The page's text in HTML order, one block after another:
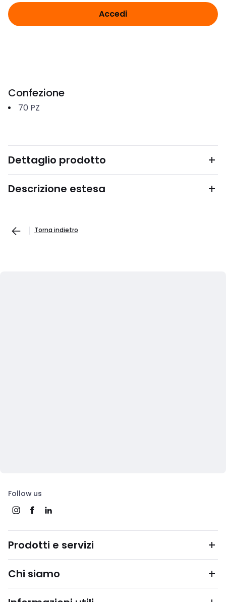
Accedi
Confezione
70 PZ
Dettaglio prodotto
Descrizione estesa
Torna indietro
Follow us
Prodotti e servizi
Chi siamo